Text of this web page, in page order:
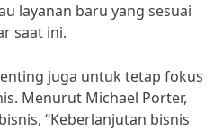
layanan baru yang sesuai
saat ini.
juga untuk tetap fokus
Menurut Michael Porter,
“Keberlanjutan bisnis